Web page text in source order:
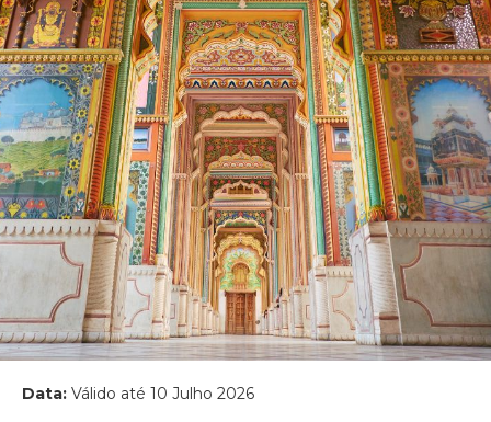
Data: Válido até 10 Julho 2026